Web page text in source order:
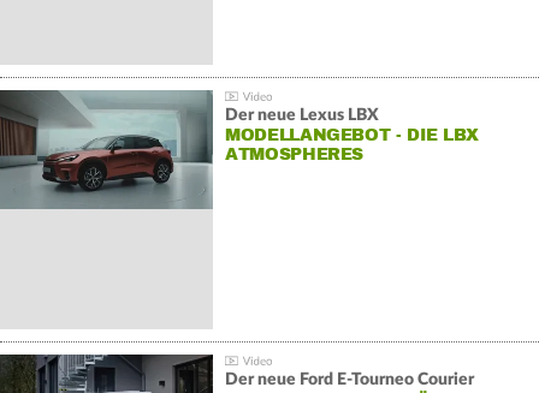
Der neue Lexus LBX
MODELLANGEBOT - DIE LBX
ATMOSPHERES
Der neue Ford E-Tourneo Courier